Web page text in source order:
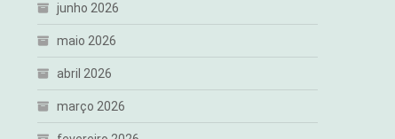
junho 2026
maio 2026
abril 2026
março 2026